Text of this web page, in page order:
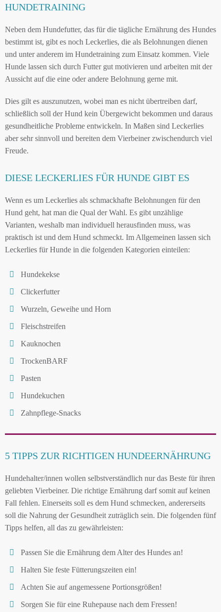
HUNDETRAINING
Neben dem Hundefutter, das für die tägliche Ernährung des Hundes
bestimmt ist, gibt es noch Leckerlies, die als Belohnungen dienen
und unter anderem im Hundetraining zum Einsatz kommen. Viele
Hunde lassen sich durch Futter gut motivieren und arbeiten mit der
Aussicht auf die eine oder andere Belohnung gerne mit.
Dies gilt es auszunutzen, wobei man es nicht übertreiben darf,
schließlich soll der Hund kein Übergewicht bekommen und daraus
gesundheitliche Probleme entwickeln. In Maßen sind Leckerlies
aber sehr sinnvoll und bereiten dem Vierbeiner zwischendurch viel
Freude.
DIESE LECKERLIES FÜR HUNDE GIBT ES
Wenn es um Leckerlies als schmackhafte Belohnungen für den
Hund geht, hat man die Qual der Wahl. Es gibt unzählige
Varianten, weshalb man individuell herausfinden muss, was
praktisch ist und dem Hund schmeckt. Im Allgemeinen lassen sich
Leckerlies für Hunde in die folgenden Kategorien einteilen:
Hundekekse
Clickerfutter
Wurzeln, Geweihe und Horn
Fleischstreifen
Kauknochen
TrockenBARF
Pasten
Hundekuchen
Zahnpflege-Snacks
5 TIPPS ZUR RICHTIGEN HUNDEERNÄHRUNG
Hundehalter/innen wollen selbstverständlich nur das Beste für ihren
geliebten Vierbeiner. Die richtige Ernährung darf somit auf keinen
Fall fehlen. Einerseits soll es dem Hund schmecken, andererseits
soll die Nahrung der Gesundheit zuträglich sein. Die folgenden fünf
Tipps helfen, all das zu gewährleisten:
Passen Sie die Ernährung dem Alter des Hundes an!
Halten Sie feste Fütterungszeiten ein!
Achten Sie auf angemessene Portionsgrößen!
Sorgen Sie für eine Ruhepause nach dem Fressen!